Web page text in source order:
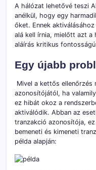
A hálózat lehetővé teszi
anélkül, hogy egy
őket. Ennek
alá kell írnia, mielőtt azt
aláírás kritikus
Egy újabb
Mivel a kettős ellenőrzés
azonosítójától, ha
ez hibát okoz a
aktiválódik. Abban az
tranzakció azonosítója,
bemeneti és kimeneti
példa alapján: